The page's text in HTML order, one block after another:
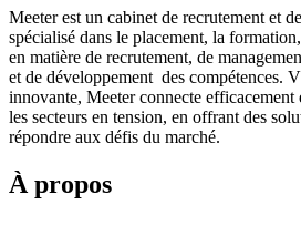
Meeter est un cabinet de recrutement et
spécialisé dans le placement, la
en matière de recrutement, de
et de développement des compétences.
innovante, Meeter connecte efficacement
les secteurs en tension, en offrant des
répondre aux défis du marché.
À propos